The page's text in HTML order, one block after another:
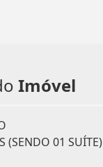
Imóvel
(SENDO 01 SUÍTE)